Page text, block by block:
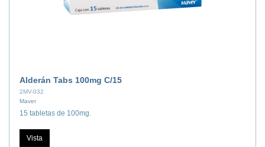
Alderán Tabs 100mg C/15
2MV-032
Maver
15 tabletas de 100mg.
Vista